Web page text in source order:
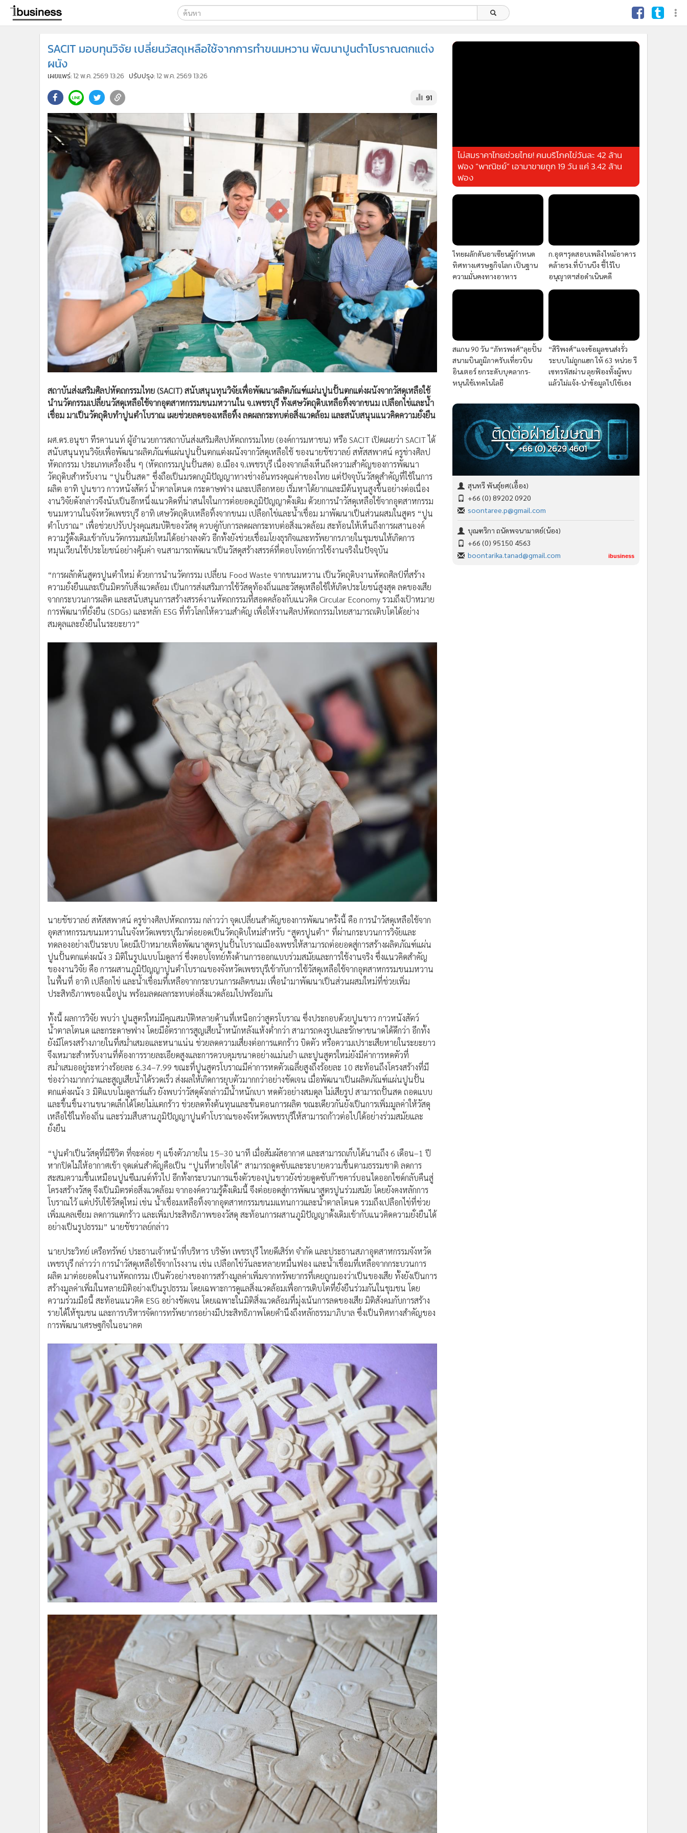
ค้นหา
ibusiness
SACIT มอบทุนวิจัย เปลี่ยนวัสดุเหลือใช้จากการทำขนมหวาน พัฒนาปูนตำโบราณตกแต่ง
ผนัง
เผยแพร่:12 พ.ค. 2569 13:26 ปรับปรุง:12 พ.ค. 2569 13:26
91
สถาบันส่งเสริมศิลปหัตถกรรมไทย (SACIT) สนับสนุนทุนวิจัยเพื่อพัฒนาผลิตภัณฑ์แผ่นปูนปั้นตกแต่งผนังจากวัสดุเหลือใช้
นำนวัตกรรมเปลี่ยนวัสดุเหลือใช้จากอุตสาหกรรมขนมหวานใน จ.เพชรบุรี ทั้งเศษวัตถุดิบเหลือทิ้งจากขนม เปลือกไข่และน้ำ
เชื่อม มาเป็นวัตถุดิบทำปูนตำโบราณ เผยช่วยลดของเหลือทิ้ง ลดผลกระทบต่อสิ่งแวดล้อม และสนับสนุนแนวคิดความยั่งยืน
ผศ.ดร.อนุชา ทีรคานนท์ ผู้อำนวยการสถาบันส่งเสริมศิลปหัตถกรรมไทย (องค์การมหาชน) หรือ SACIT เปิดเผยว่า SACIT ได้
สนับสนุนทุนวิจัยเพื่อพัฒนาผลิตภัณฑ์แผ่นปูนปั้นตกแต่งผนังจากวัสดุเหลือใช้ ของนายชัชวาลย์ สหัสสพาศน์ ครูช่างศิลป
หัตถกรรม ประเภทเครื่องอื่น ๆ (หัตถกรรมปูนปั้นสด) อ.เมือง จ.เพชรบุรี เนื่องจากเล็งเห็นถึงความสำคัญของการพัฒนา
วัตถุดิบสำหรับงาน “ปูนปั้นสด” ซึ่งถือเป็นมรดกภูมิปัญญาทางช่างอันทรงคุณค่าของไทย แต่ปัจจุบันวัสดุสำคัญที่ใช้ในการ
ผลิต อาทิ ปูนขาว กาวหนังสัตว์ น้ำตาลโตนด กระดาษฟาง และเปลือกหอย เริ่มหาได้ยากและมีต้นทุนสูงขึ้นอย่างต่อเนื่อง
งานวิจัยดังกล่าวจึงนับเป็นอีกหนึ่งแนวคิดที่น่าสนใจในการต่อยอดภูมิปัญญาดั้งเดิม ด้วยการนำวัสดุเหลือใช้จากอุตสาหกรรม
ขนมหวานในจังหวัดเพชรบุรี อาทิ เศษวัตถุดิบเหลือทิ้งจากขนม เปลือกไข่และน้ำเชื่อม มาพัฒนาเป็นส่วนผสมในสูตร “ปูน
ตำโบราณ” เพื่อช่วยปรับปรุงคุณสมบัติของวัสดุ ควบคู่กับการลดผลกระทบต่อสิ่งแวดล้อม สะท้อนให้เห็นถึงการผสานองค์
ความรู้ดั้งเดิมเข้ากับนวัตกรรมสมัยใหม่ได้อย่างลงตัว อีกทั้งยังช่วยเชื่อมโยงธุรกิจและทรัพยากรภายในชุมชนให้เกิดการ
หมุนเวียนใช้ประโยชน์อย่างคุ้มค่า จนสามารถพัฒนาเป็นวัสดุสร้างสรรค์ที่ตอบโจทย์การใช้งานจริงในปัจจุบัน
“การผลักดันสูตรปูนตำใหม่ ด้วยการนำนวัตกรรม เปลี่ยน Food Waste จากขนมหวาน เป็นวัตถุดิบงานหัตถศิลป์ที่สร้าง
ความยั่งยืนและเป็นมิตรกับสิ่งแวดล้อม เป็นการส่งเสริมการใช้วัสดุท้องถิ่นและวัสดุเหลือใช้ให้เกิดประโยชน์สูงสุด ลดของเสีย
จากกระบวนการผลิต และสนับสนุนการสร้างสรรค์งานหัตถกรรมที่สอดคล้องกับแนวคิด Circular Economy รวมถึงเป้าหมาย
การพัฒนาที่ยั่งยืน (SDGs) และหลัก ESG ที่ทั่วโลกให้ความสำคัญ เพื่อให้งานศิลปหัตถกรรมไทยสามารถเติบโตได้อย่าง
สมดุลและยั่งยืนในระยะยาว”
นายชัชวาลย์ สหัสสพาศน์ ครูช่างศิลปหัตถกรรม กล่าวว่า จุดเปลี่ยนสำคัญของการพัฒนาครั้งนี้ คือ การนำวัสดุเหลือใช้จาก
อุตสาหกรรมขนมหวานในจังหวัดเพชรบุรีมาต่อยอดเป็นวัตถุดิบใหม่สำหรับ “สูตรปูนตำ” ที่ผ่านกระบวนการวิจัยและ
ทดลองอย่างเป็นระบบ โดยมีเป้าหมายเพื่อพัฒนาสูตรปูนปั้นโบราณเมืองเพชรให้สามารถต่อยอดสู่การสร้างผลิตภัณฑ์แผ่น
ปูนปั้นตกแต่งผนัง 3 มิติในรูปแบบโมดูลาร์ ซึ่งตอบโจทย์ทั้งด้านการออกแบบร่วมสมัยและการใช้งานจริง ซึ่งแนวคิดสำคัญ
ของงานวิจัย คือ การผสานภูมิปัญญาปูนตำโบราณของจังหวัดเพชรบุรีเข้ากับการใช้วัสดุเหลือใช้จากอุตสาหกรรมขนมหวาน
ในพื้นที่ อาทิ เปลือกไข่ และน้ำเชื่อมที่เหลือจากกระบวนการผลิตขนม เพื่อนำมาพัฒนาเป็นส่วนผสมใหม่ที่ช่วยเพิ่ม
ประสิทธิภาพของเนื้อปูน พร้อมลดผลกระทบต่อสิ่งแวดล้อมไปพร้อมกัน
ทั้งนี้ ผลการวิจัย พบว่า ปูนสูตรใหม่มีคุณสมบัติหลายด้านที่เหนือกว่าสูตรโบราณ ซึ่งประกอบด้วยปูนขาว กาวหนังสัตว์
น้ำตาลโตนด และกระดาษฟาง โดยมีอัตราการสูญเสียน้ำหนักหลังแห้งต่ำกว่า สามารถคงรูปและรักษาขนาดได้ดีกว่า อีกทั้ง
ยังมีโครงสร้างภายในที่สม่ำเสมอและหนาแน่น ช่วยลดความเสี่ยงต่อการแตกร้าว บิดตัว หรือความเปราะเสียหายในระยะยาว
จึงเหมาะสำหรับงานที่ต้องการรายละเอียดสูงและการควบคุมขนาดอย่างแม่นยำ และปูนสูตรใหม่ยังมีค่าการหดตัวที่
สม่ำเสมออยู่ระหว่างร้อยละ 6.34–7.99 ขณะที่ปูนสูตรโบราณมีค่าการหดตัวเฉลี่ยสูงถึงร้อยละ 10 สะท้อนถึงโครงสร้างที่มี
ช่องว่างมากกว่าและสูญเสียน้ำได้รวดเร็ว ส่งผลให้เกิดการยุบตัวมากกว่าอย่างชัดเจน เมื่อพัฒนาเป็นผลิตภัณฑ์แผ่นปูนปั้น
ตกแต่งผนัง 3 มิติแบบโมดูลาร์แล้ว ยังพบว่าวัสดุดังกล่าวมีน้ำหนักเบา หดตัวอย่างสมดุล ไม่เสียรูป สามารถปั้นสด ถอดแบบ
และขึ้นชิ้นงานขนาดเล็กได้โดยไม่แตกร้าว ช่วยลดทั้งต้นทุนและขั้นตอนการผลิต ขณะเดียวกันยังเป็นการเพิ่มมูลค่าให้วัสดุ
เหลือใช้ในท้องถิ่น และร่วมสืบสานภูมิปัญญาปูนตำโบราณของจังหวัดเพชรบุรีให้สามารถก้าวต่อไปได้อย่างร่วมสมัยและ
ยั่งยืน
“ปูนตำเป็นวัสดุที่มีชีวิต ที่จะค่อย ๆ แข็งตัวภายใน 15–30 นาที เมื่อสัมผัสอากาศ และสามารถเก็บได้นานถึง 6 เดือน–1 ปี
หากปิดไม่ให้อากาศเข้า จุดเด่นสำคัญคือเป็น “ปูนที่หายใจได้” สามารถดูดซับและระบายความชื้นตามธรรมชาติ ลดการ
สะสมความชื้นเหมือนปูนซีเมนต์ทั่วไป อีกทั้งกระบวนการแข็งตัวของปูนขาวยังช่วยดูดซับก๊าซคาร์บอนไดออกไซด์กลับคืนสู่
โครงสร้างวัสดุ จึงเป็นมิตรต่อสิ่งแวดล้อม จากองค์ความรู้ดั้งเดิมนี้ จึงต่อยอดสู่การพัฒนาสูตรปูนร่วมสมัย โดยยังคงหลักการ
โบราณไว้ แต่ปรับใช้วัสดุใหม่ เช่น น้ำเชื่อมเหลือทิ้งจากอุตสาหกรรมขนมแทนกาวและน้ำตาลโตนด รวมถึงเปลือกไข่ที่ช่วย
เพิ่มแคลเซียม ลดการแตกร้าว และเพิ่มประสิทธิภาพของวัสดุ สะท้อนการผสานภูมิปัญญาดั้งเดิมเข้ากับแนวคิดความยั่งยืนได้
อย่างเป็นรูปธรรม” นายชัชวาลย์กล่าว
นายประวิทย์ เครือทรัพย์ ประธานเจ้าหน้าที่บริหาร บริษัท เพชรบุรี ไทยดีเสิร์ท จำกัด และประธานสภาอุตสาหกรรมจังหวัด
เพชรบุรี กล่าวว่า การนำวัสดุเหลือใช้จากโรงงาน เช่น เปลือกไข่วันละหลายหมื่นฟอง และน้ำเชื่อมที่เหลือจากกระบวนการ
ผลิต มาต่อยอดในงานหัตถกรรม เป็นตัวอย่างของการสร้างมูลค่าเพิ่มจากทรัพยากรที่เคยถูกมองว่าเป็นของเสีย ทั้งยังเป็นการ
สร้างมูลค่าเพิ่มในหลายมิติอย่างเป็นรูปธรรม โดยเฉพาะการดูแลสิ่งแวดล้อมเพื่อการเติบโตที่ยั่งยืนร่วมกันในชุมชน โดย
ความร่วมมือนี้ สะท้อนแนวคิด ESG อย่างชัดเจน โดยเฉพาะในมิติสิ่งแวดล้อมที่มุ่งเน้นการลดของเสีย มิติสังคมกับการสร้าง
รายได้ให้ชุมชน และการบริหารจัดการทรัพยากรอย่างมีประสิทธิภาพโดยคำนึงถึงหลักธรรมาภิบาล ซึ่งเป็นทิศทางสำคัญของ
การพัฒนาเศรษฐกิจในอนาคต
ไม่สมราคาไทยช่วยไทย! คนบริโภคไข่วันละ 42 ล้าน
ฟอง “พาณิชย์” เอามาขายถูก 19 วัน แค่ 3.42 ล้าน
ฟอง
ไทยผลักดันอาเซียนผู้กำหนด
ทิศทางเศรษฐกิจโลก เป็นฐาน
ความมั่นคงทางอาหาร
ก.อุตฯรุดสอบเพลิงไหม้อาคาร
คล้ายรง.ที่บ้านบึง ชี้ไร้ใบ
อนุญาตฯส่อดำเนินคดี
สแกน 90 วัน “ภัทรพงศ์”ลุยปั้น
สนามบินภูมิภาครับเที่ยวบิน
อินเตอร์ ยกระดับบุคลากร-
หนุนใช้เทคโนโลยี
“สิริพงศ์”แจงข้อมูลขนส่งรั่ว
ระบบไม่ถูกแฮก ให้ 63 หน่วย รี
เซทรหัสผ่าน ลุยฟ้องทั้งผู้พบ
แล้วไม่แจ้ง-นำข้อมูลไปใช้เอง
ติดต่อฝ่ายโฆษณา
+66 (0) 2629 4601
สุนทรี พันธุ์ยศ(เอื้อง)
+66 (0) 89202 0920
soontaree.p@gmail.com
บุณฑริกา ถนัดพจนามาตย์(น้อง)
+66 (0) 95150 4563
boontarika.tanad@gmail.com
ibusiness